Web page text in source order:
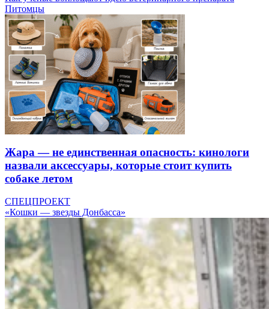
Питомцы
Жара — не единственная опасность: кинологи
назвали аксессуары, которые стоит купить
собаке летом
СПЕЦПРОЕКТ
«Кошки — звезды Донбасса»